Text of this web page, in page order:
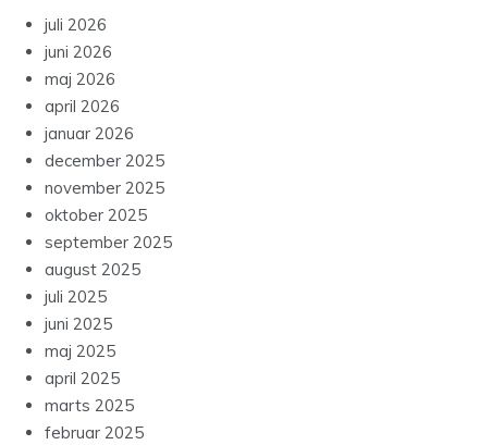
juli 2026
juni 2026
maj 2026
april 2026
januar 2026
december 2025
november 2025
oktober 2025
september 2025
august 2025
juli 2025
juni 2025
maj 2025
april 2025
marts 2025
februar 2025